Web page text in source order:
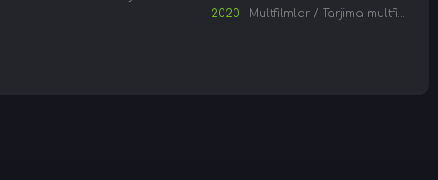
2020 Multfilmlar/ Tarjima multfilmlar